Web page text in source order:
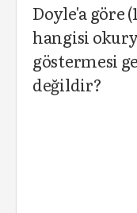
Doyle'a göre
hangisi
göstermesi
değildir?